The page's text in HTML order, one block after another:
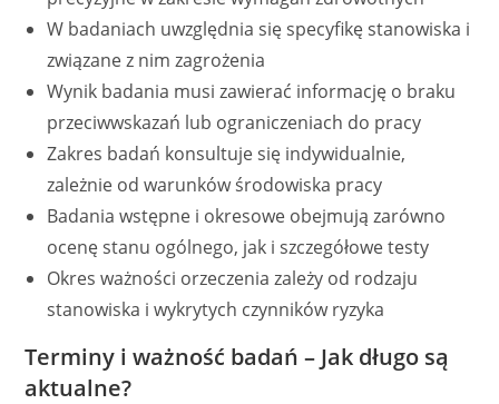
W badaniach uwzględnia się specyfikę stanowiska i
związane z nim zagrożenia
Wynik badania musi zawierać informację o braku
przeciwwskazań lub ograniczeniach do pracy
Zakres badań konsultuje się indywidualnie,
zależnie od warunków środowiska pracy
Badania wstępne i okresowe obejmują zarówno
ocenę stanu ogólnego, jak i szczegółowe testy
Okres ważności orzeczenia zależy od rodzaju
stanowiska i wykrytych czynników ryzyka
Terminy i ważność badań – Jak długo są
aktualne?